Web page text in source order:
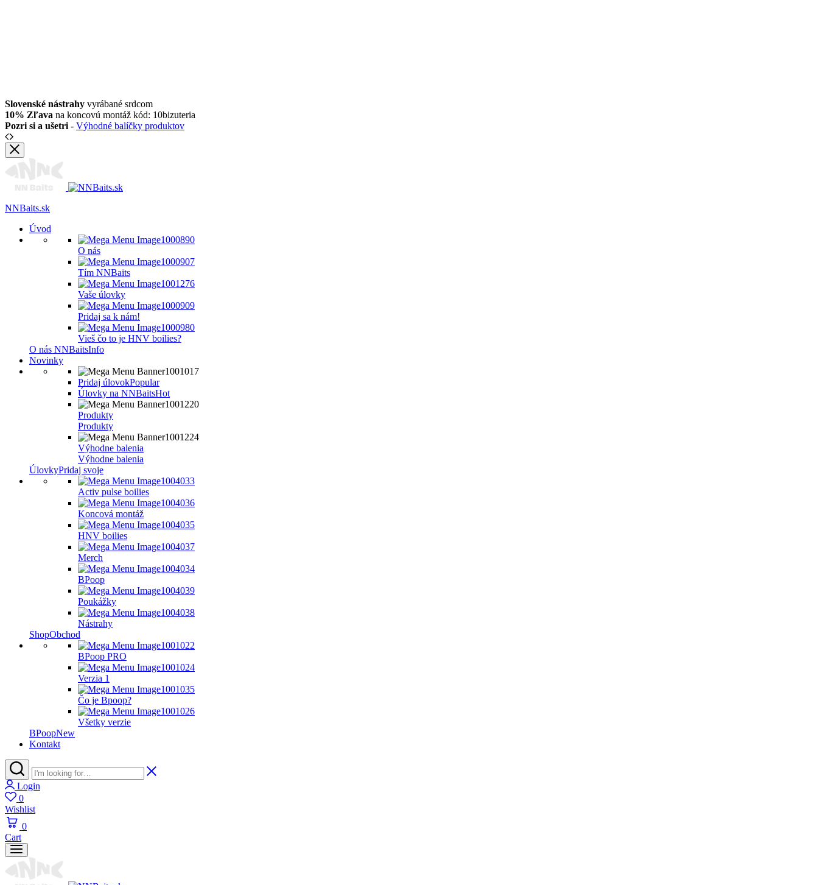
Slovenské nástrahy vyrábané srdcom
10% Zľava na koncovú montáž kód: 10bizuteria
Pozri si a ušetri - Výhodné balíčky produktov
NNBaits.sk
Úvod
O nás
Tím NNBaits
Vaše úlovky
Pridaj sa k nám!
Vieš čo to je HNV boilies?
O nás NNBaitsInfo
Novinky
Pridaj úlovokPopular
Úlovky na NNBaitsHot
Produkty
Produkty
Výhodne balenia
Výhodne balenia
ÚlovkyPridaj svoje
Activ pulse boilies
Koncová montáž
HNV boilies
Merch
BPoop
Poukážky
Nástrahy
ShopObchod
BPoop PRO
Verzia 1
Čo je Bpoop?
Všetky verzie
BPoopNew
Kontakt
Login
0
Wishlist
0
Cart